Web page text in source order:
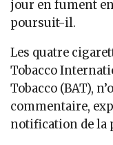
jour en fument
poursuit-il.
Les quatre
Tobacco
Tobacco (BAT),
commentaire,
notification de la